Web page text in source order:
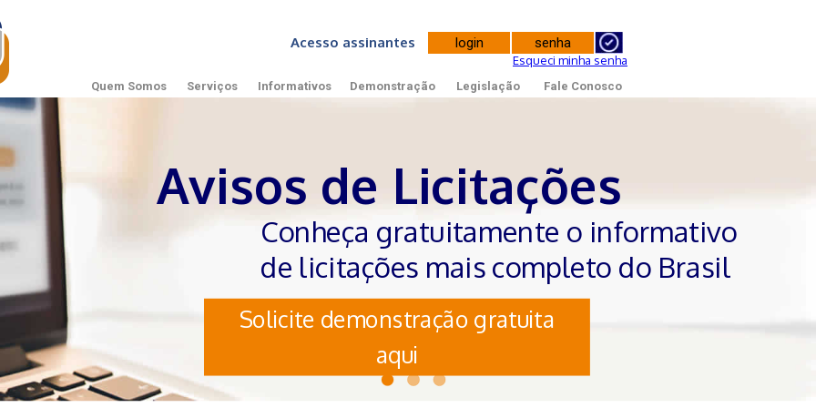
Acesso assinantes
Esqueci minha senha
Quem Somos Serviços Informativos Demonstração Legislação Fale Conosco
Avisos de Licitações
Conheça gratuitamente o informativo
de licitações mais completo do Brasil
Solicite demonstração gratuita
aqui